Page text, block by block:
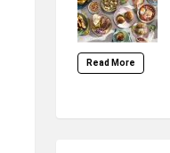
Read More